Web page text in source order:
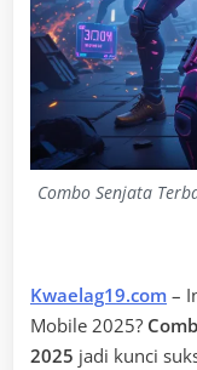
Combo Senjata
Kwaelag19.com –
Mobile 2025?
2025 jadi kunci